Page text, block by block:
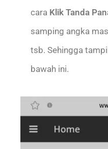
cara Klik Tanda
samping angka
tsb. Sehingga
bawah ini.